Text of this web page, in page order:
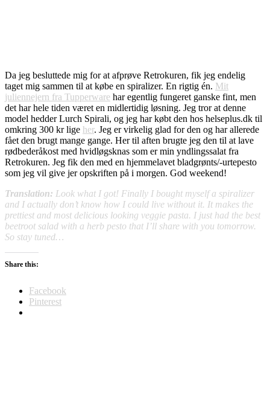
Da jeg besluttede mig for at afprøve Retrokuren, fik jeg endelig
taget mig sammen til at købe en spiralizer. En rigtig én. Mit
juliennejern fra Tupperware har egentlig fungeret ganske fint, men
det har hele tiden været en midlertidig løsning. Jeg tror at denne
model hedder Lurch Spirali, og jeg har købt den hos helseplus.dk til
omkring 300 kr lige her. Jeg er virkelig glad for den og har allerede
fået den brugt mange gange. Her til aften brugte jeg den til at lave
rødbederåkost med hvidløgsknas som er min yndlingssalat fra
Retrokuren. Jeg fik den med en hjemmelavet bladgrønts/-urtepesto
som jeg vil give jer opskriften på i morgen. God weekend!
Translation: Look what I got! Finally I bought myself a spiralizer
and I actually don’t know how I could live without it. It makes the
prettiest and most delicious looking veggie pasta. I just had the best
beetroot salad with a herb pesto that I’ll share with you tomorrow.
So stay tuned…
Share this:
Facebook
Pinterest